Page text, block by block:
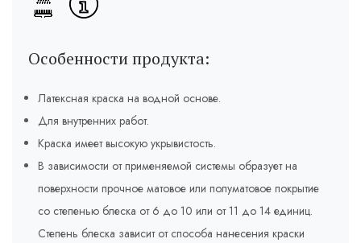
Особенности продукта:
Латексная краска на водной основе.
Для внутренних работ.
Краска имеет высокую укрывистость.
В зависимости от применяемой системы образует на
поверхности прочное матовое или полуматовое покрытие
со степенью блеска от 6 до 10 или от 11 до 14 единиц.
Степень блеска зависит от способа нанесения краски